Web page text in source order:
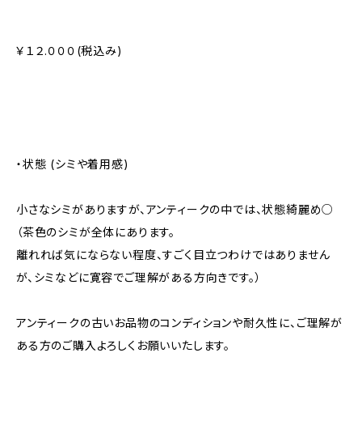
￥１２.０００(税込み)
・状態 (シミや着用感)
小さなシミがありますが、アンティークの中では、状態綺麗め○
（茶色のシミが全体にあります。
離れれば気にならない程度、すごく目立つわけではありません
が、シミなどに寛容でご理解がある方向きです。）
アンティークの古いお品物のコンディションや耐久性に、ご理解が
ある方のご購入よろしくお願いいたします。